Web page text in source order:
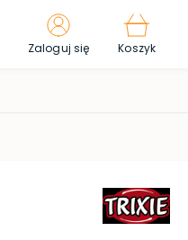
Zaloguj się Koszyk